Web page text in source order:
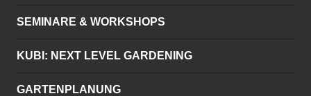
SEMINARE & WORKSHOPS
KUBI: NEXT LEVEL GARDENING
GARTENPLANUNG